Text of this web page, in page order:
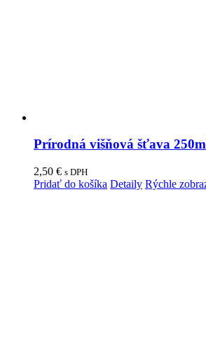
Prírodná višňová šťava
2,50 € s DPH
Pridať do košíka Detaily Rýchle